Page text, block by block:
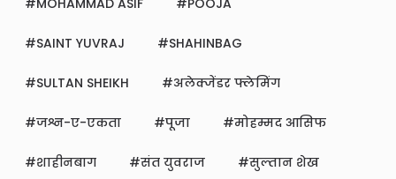
SAINT YUVRAJ SHAHINBAG
SULTAN SHEIKH अलेक्जेंडर फ्लेमिंग
जश्न-ए-एकता पूजा मोहम्मद आसिफ
शाहीनबाग संत युवराज सुल्तान शेख